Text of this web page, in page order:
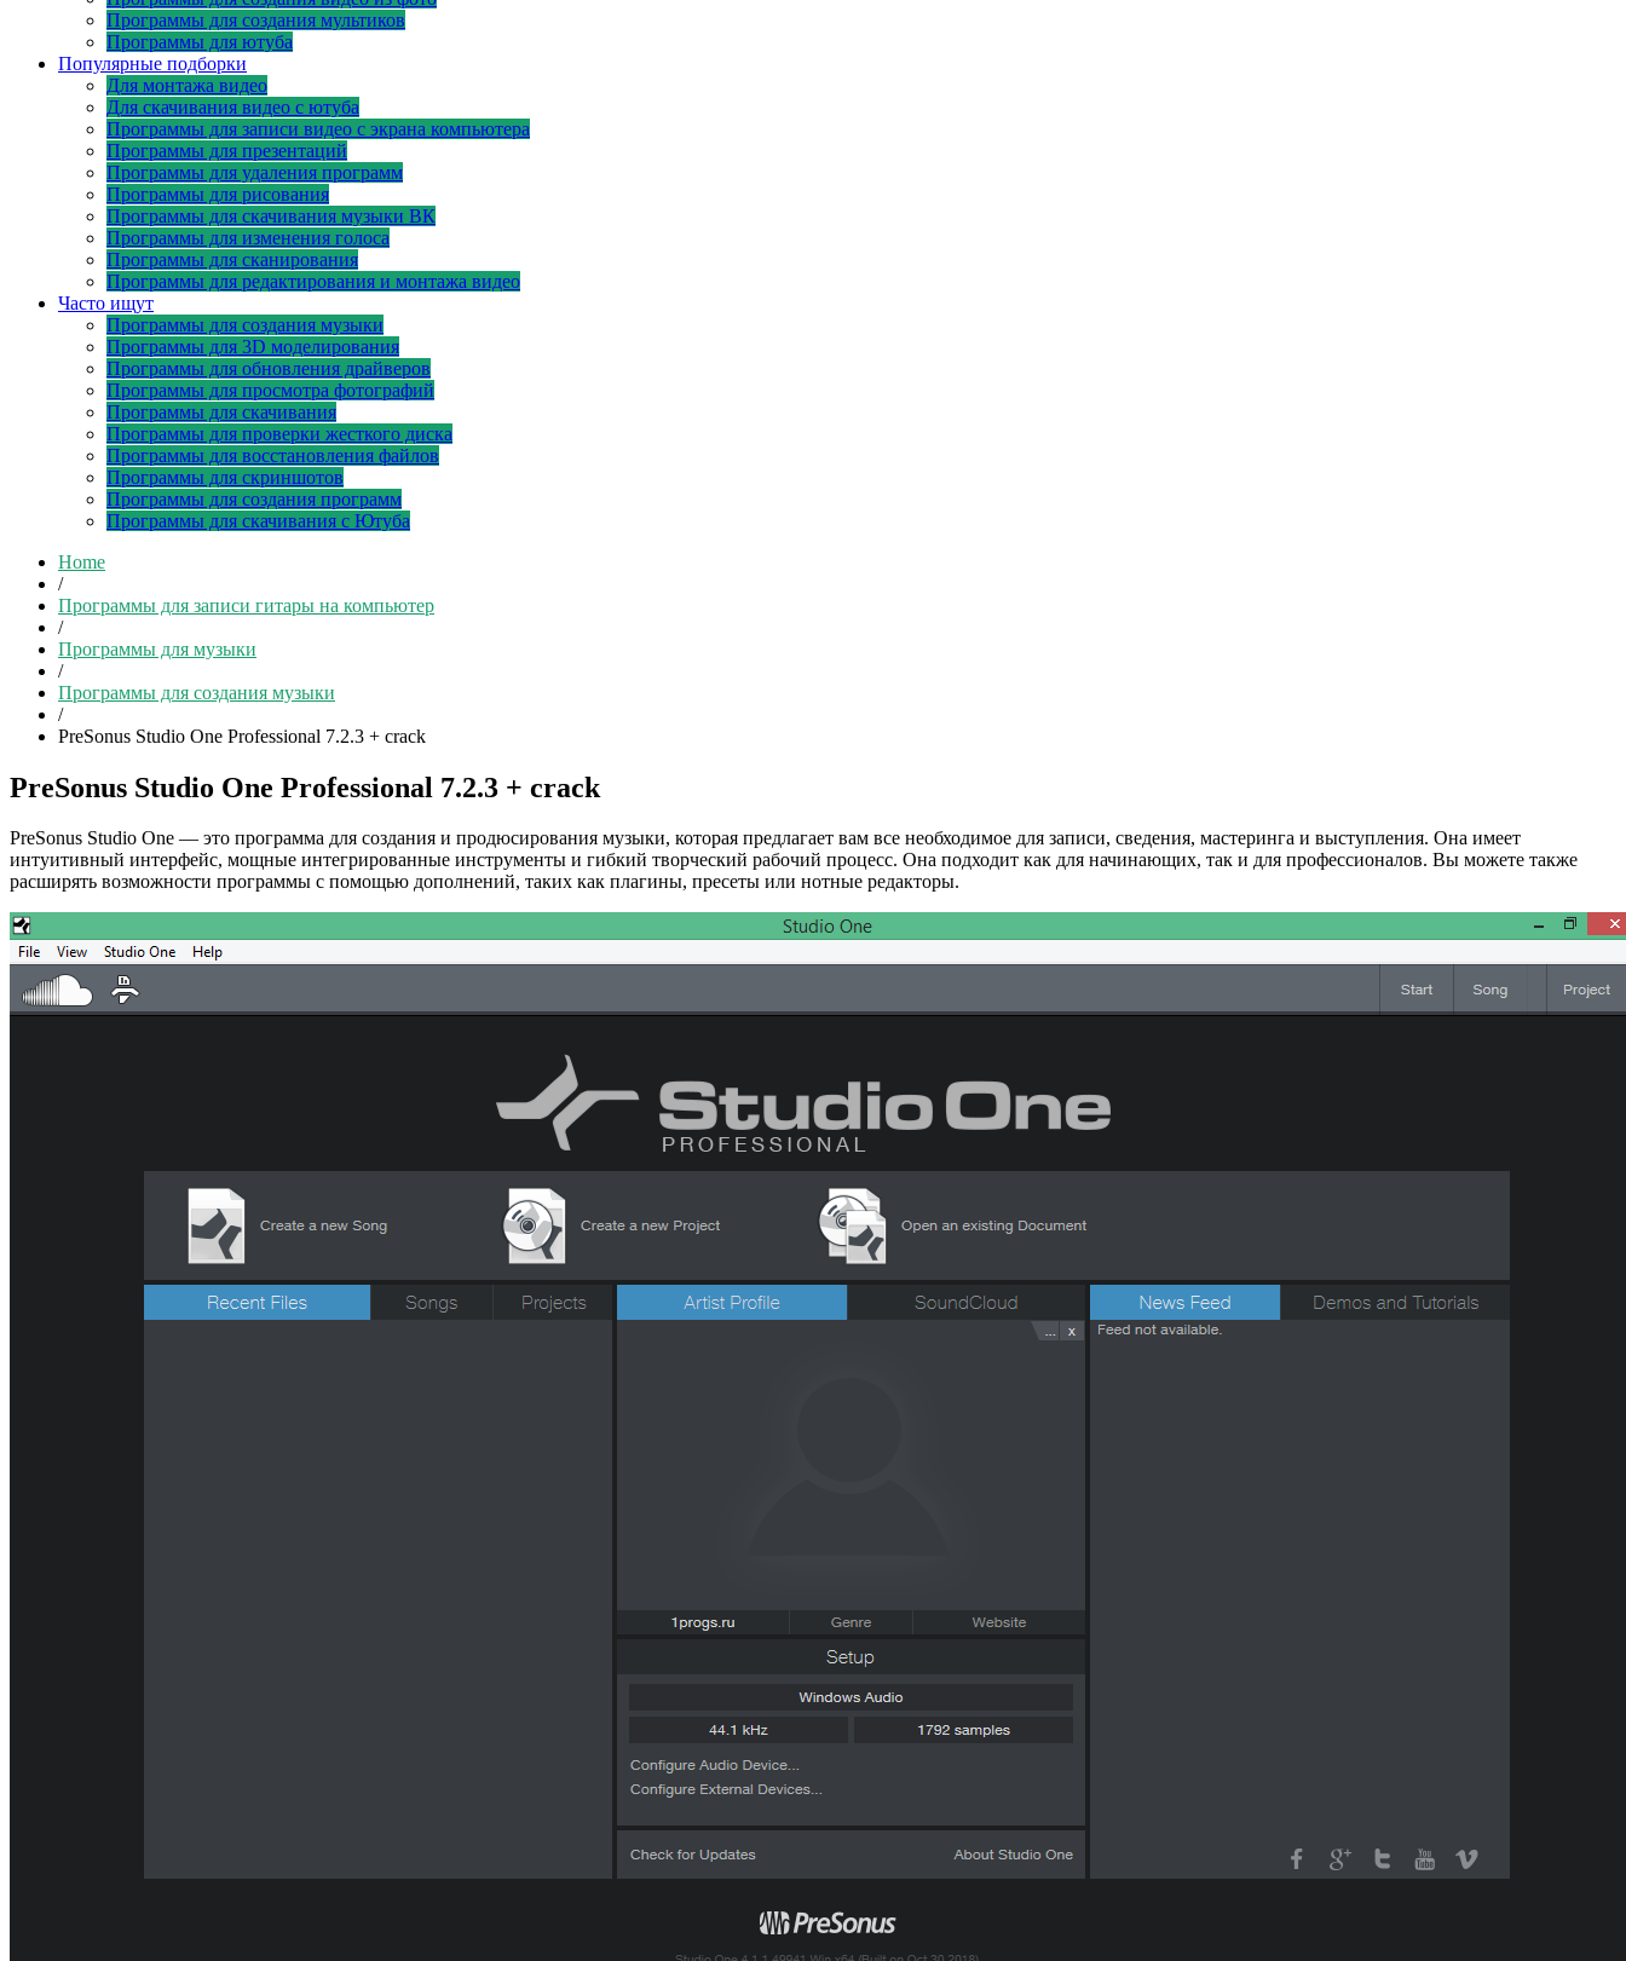
Программы для создания мультиков
Программы для ютуба
Популярные подборки
Для монтажа видео
Для скачивания видео с ютуба
Программы для записи видео с экрана компьютера
Программы для презентаций
Программы для удаления программ
Программы для рисования
Программы для скачивания музыки ВК
Программы для изменения голоса
Программы для сканирования
Программы для редактирования и монтажа видео
Часто ищут
Программы для создания музыки
Программы для 3D моделирования
Программы для обновления драйверов
Программы для просмотра фотографий
Программы для скачивания
Программы для проверки жесткого диска
Программы для восстановления файлов
Программы для скриншотов
Программы для создания программ
Программы для скачивания с Ютуба
Home
/
Программы для записи гитары на компьютер
/
Программы для музыки
/
Программы для создания музыки
/
PreSonus Studio One Professional 7.2.3 + crack
PreSonus Studio One Professional 7.2.3 + crack
PreSonus Studio One — это программа для создания и продюсирования музыки, которая предлагает вам все необходимое для записи, сведения, мастеринга и выступления. Она имеет
интуитивный интерфейс, мощные интегрированные инструменты и гибкий творческий рабочий процесс. Она подходит как для начинающих, так и для профессионалов. Вы можете также
расширять возможности программы с помощью дополнений, таких как плагины, пресеты или нотные редакторы.